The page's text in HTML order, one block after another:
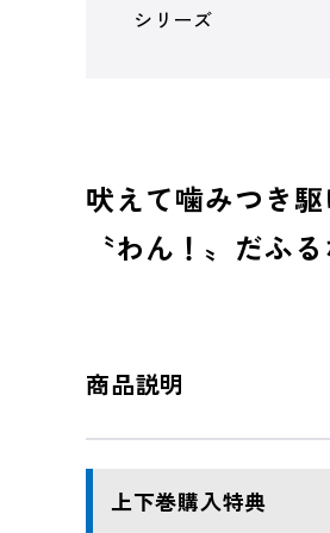
シリーズ
吠えて噛みつき
〝わん！〟だふ
商品説明
上下巻購入特典